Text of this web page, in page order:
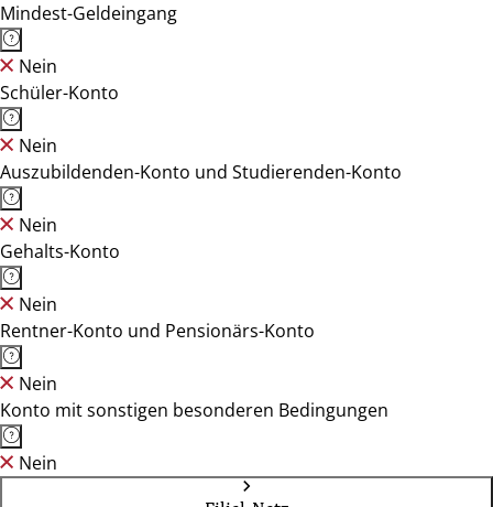
Mindest-Geldeingang
Nein
Schüler-Konto
Nein
Auszubildenden-Konto und Studierenden-Konto
Nein
Gehalts-Konto
Nein
Rentner-Konto und Pensionärs-Konto
Nein
Konto mit sonstigen besonderen Bedingungen
Nein